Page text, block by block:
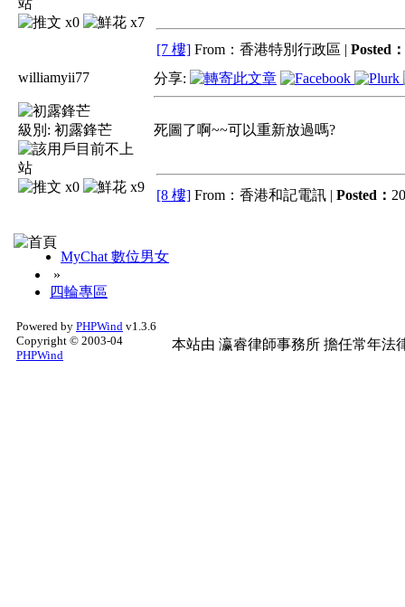
x0 x7
[7 樓] From：香港特別行政區 | Posted：
williamyii77
級別: 初露鋒芒
x0 x9
分享:
死圖了啊~~可以重新放過嗎?
[8 樓] From：香港和記電訊 | Posted：
MyChat 數位男女
»
四輪專區
Powered by PHPWind v1.3.6
Copyright © 2003-04
PHPWind
本站由 瀛睿律師事務所 擔任常年法